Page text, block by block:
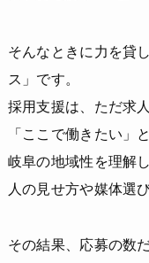
そんなときに力を貸
ス」です。
採用支援は、ただ求
「ここで働きたい」
岐阜の地域性を理解
人の見せ方や媒体選
その結果、応募の数